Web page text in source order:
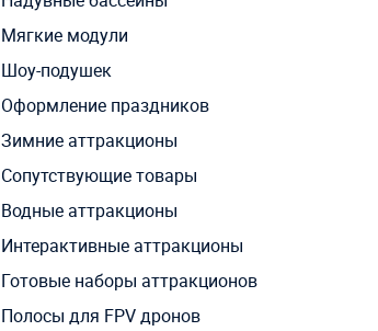
Мягкие модули
Шоу-подушек
Оформление праздников
Зимние аттракционы
Сопутствующие товары
Водные аттракционы
Интерактивные аттракционы
Готовые наборы аттракционов
Полосы для FPV дронов